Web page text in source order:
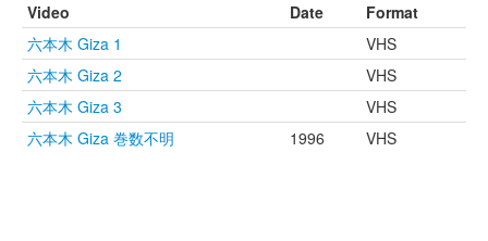
Video
Date
Format
六本木 Giza 1
VHS
六本木 Giza 2
VHS
六本木 Giza 3
VHS
六本木 Giza 巻数不明
1996 VHS